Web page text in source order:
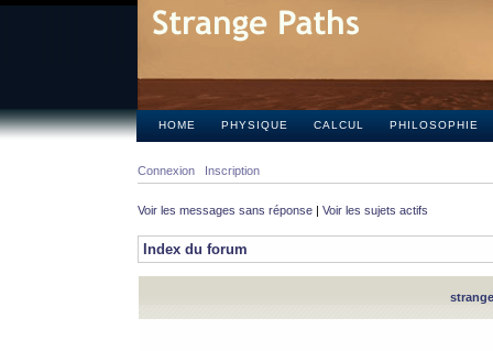
HOME PHYSIQUE CALCUL PHILOSOPHIE
Connexion Inscription
Voir les messages sans réponse | Voir les sujets actifs
Index du forum